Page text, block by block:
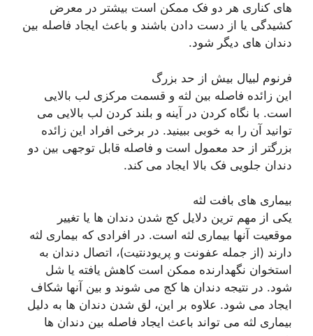
های کناری هر دو فک ممکن است بیشتر در معرض
کشیدگی یا از دست دادن باشند و باعث ایجاد فاصله بین
دندان های دیگر شود.
فرنوم لبیال بیش از حد بزرگ
این زائده فاصله بین لثه و قسمت مرکزی لب بالایی
است. با نگاه کردن در آینه و بلند کردن لب بالایی می
توانید آن را به خوبی ببینید. در برخی افراد این زائده
بزرگتر از حد معمول است و فاصله قابل توجهی بین دو
دندان جلویی فک بالا ایجاد می کند.
بیماری های بافت لثه
یکی از مهم ترین دلایل کج شدن دندان ها یا تغییر
موقعیت آنها بیماری لثه است. در افرادی که بیماری لثه
دارند (از جمله عفونت و پریودنتیت)، اتصال دندان به
استخوان نگهدارنده ممکن است کاهش یافته یا شل
شود. در نتیجه دندان ها کج می شوند و بین آنها شکاف
ایجاد می شود. علاوه بر این، لق شدن دندان ها به دلیل
بیماری لثه می تواند باعث ایجاد فاصله بین دندان ها